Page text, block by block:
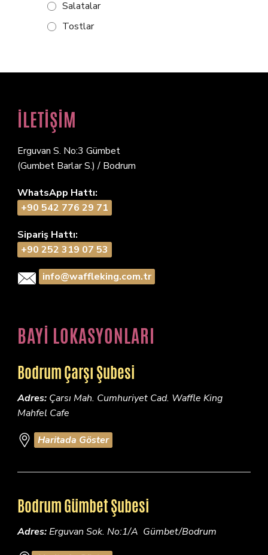
Salatalar
Tostlar
İLETİŞİM
Erguvan S. No:3 Gümbet
(Gumbet Barlar S.) / Bodrum
WhatsApp Hattı:
+90 542 776 29 71
Sipariş Hattı:
+90 252 319 07 53
info@waffleking.com.tr
BAYİ LOKASYONLARI
Bodrum Çarşı Şubesi
Adres: Çarsı Mah. Cumhuriyet Cad. Waffle King
Mahfel Cafe
Haritada Göster
Bodrum Gümbet Şubesi
Adres:Erguvan Sok. No:1/A Gümbet/Bodrum